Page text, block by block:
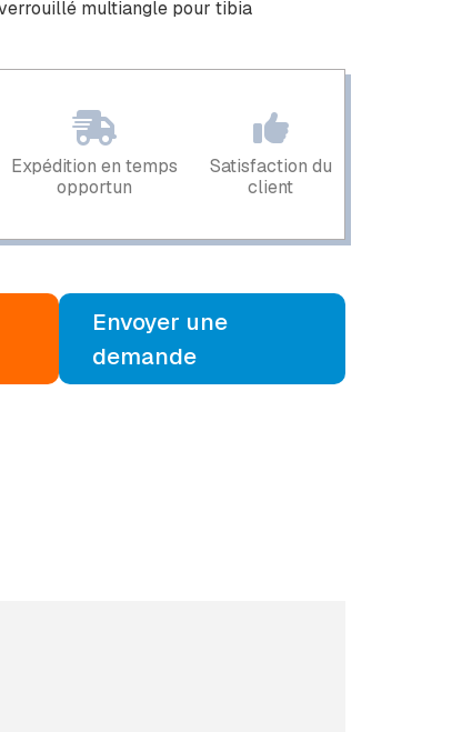
multiangle pour tibia
Expédition en temps
opportun
Satisfaction du
client
Envoyer une
demande